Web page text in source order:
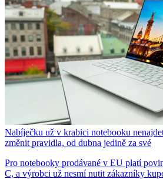
Nabíječku už v krabici notebooku
změnit pravidla, od dubna jedině za své
Pro notebooky prodávané v EU platí
C, a výrobci už nesmí nutit zákazníky